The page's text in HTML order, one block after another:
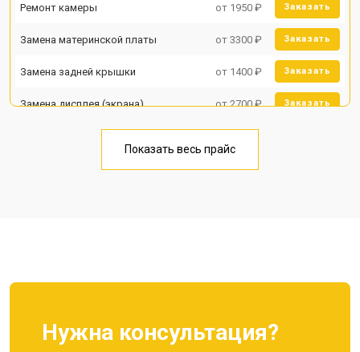
Ремонт камеры от 1950 ₽ Заказать
Замена материнской платы от 3300 ₽ Заказать
Замена задней крышки от 1400 ₽ Заказать
Замена дисплея (экрана) от 2700 ₽ Заказать
Замена кнопки включения от 1750 ₽
Показать весь прайс
Нужна консультация?